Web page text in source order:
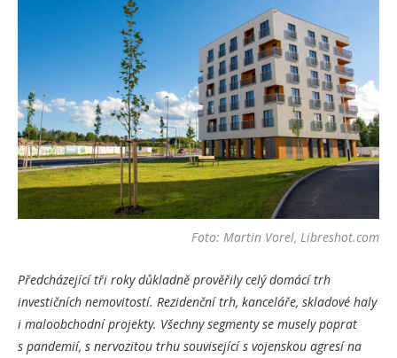
Foto: Martin Vorel, Libreshot.com
Předcházející tři roky důkladně prověřily celý domácí trh
investičních nemovitostí. Rezidenční trh, kanceláře, skladové haly
i maloobchodní projekty. Všechny segmenty se musely poprat
s pandemií, s nervozitou trhu související s vojenskou agresí na